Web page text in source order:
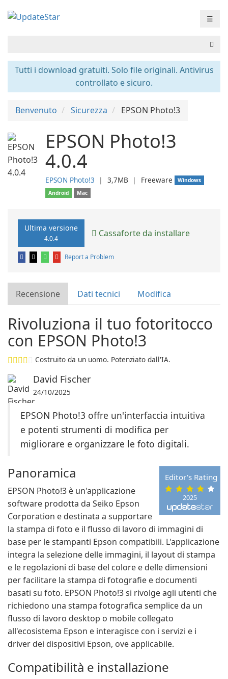
☰
Tutti i download gratuiti. Solo file originali. Antivirus
controllato e sicuro.
Benvenuto Sicurezza EPSON Photo!3
EPSON Photo!3
4.0.4
EPSON Photo!3 ❘ 3,7MB ❘ Freeware
Windows
Android
Mac
Ultima versione
4.0.4 Cassaforte da installare
Report a Problem
Recensione Dati tecnici Modifica
Rivoluziona il tuo fotoritocco
con EPSON Photo!3
Costruito da un uomo. Potenziato dall'IA.
David Fischer
24/10/2025
EPSON Photo!3 offre un'interfaccia intuitiva
e potenti strumenti di modifica per
migliorare e organizzare le foto digitali.
2025
Editor's Rating
Panoramica
EPSON Photo!3 è un'applicazione
software prodotta da Seiko Epson
Corporation e destinata a supportare
la stampa di foto e il flusso di lavoro di immagini di
base per le stampanti Epson compatibili. L'applicazione
integra la selezione delle immagini, il layout di stampa
e le regolazioni di base del colore e delle dimensioni
per facilitare la stampa di fotografie e documenti
basati su foto. EPSON Photo!3 si rivolge agli utenti che
richiedono una stampa fotografica semplice da un
flusso di lavoro desktop o mobile collegato
all'ecosistema Epson e interagisce con i servizi e i
driver dei dispositivi Epson, ove applicabile.
Compatibilità e installazione